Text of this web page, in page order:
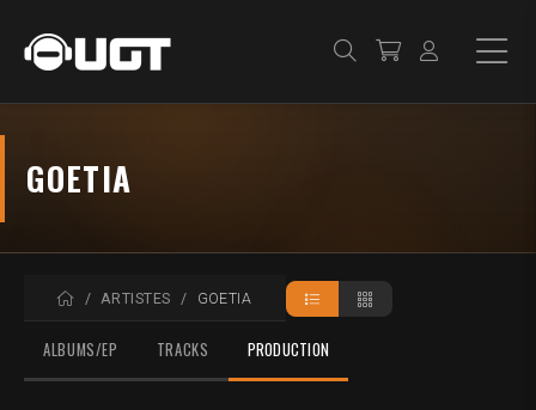
GOETIA
ACCUEIL
ARTISTES GOETIA
ALBUMS/EP TRACKS PRODUCTION